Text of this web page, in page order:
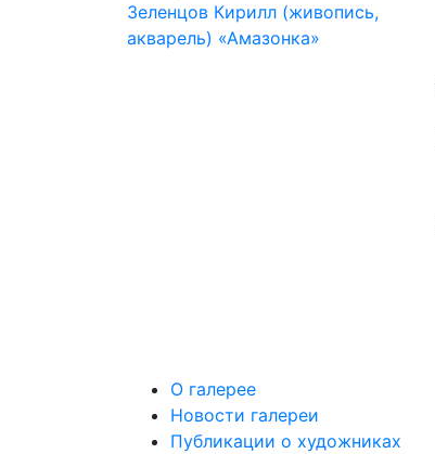
Зеленцов Кирилл (живопись,
акварель) «Амазонка»
О галерее
Новости галереи
Публикации о художниках